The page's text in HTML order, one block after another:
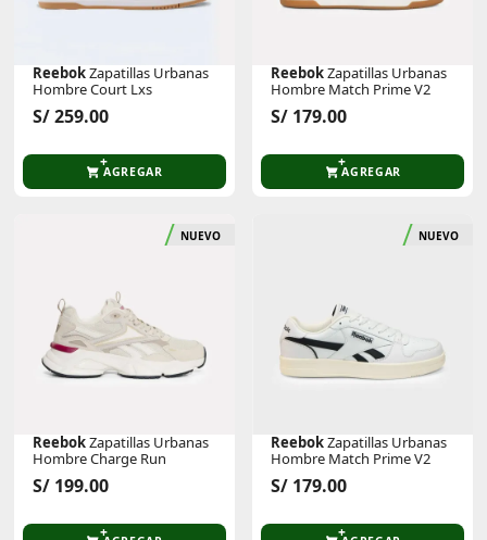
ReebokZapatillas Urbanas
Hombre Court Lxs
S/ 259.00
AGREGAR
ReebokZapatillas Urbanas
Hombre Match Prime V2
S/ 179.00
AGREGAR
NUEVO
ReebokZapatillas Urbanas
Hombre Charge Run
S/ 199.00
NUEVO
ReebokZapatillas Urbanas
Hombre Match Prime V2
S/ 179.00